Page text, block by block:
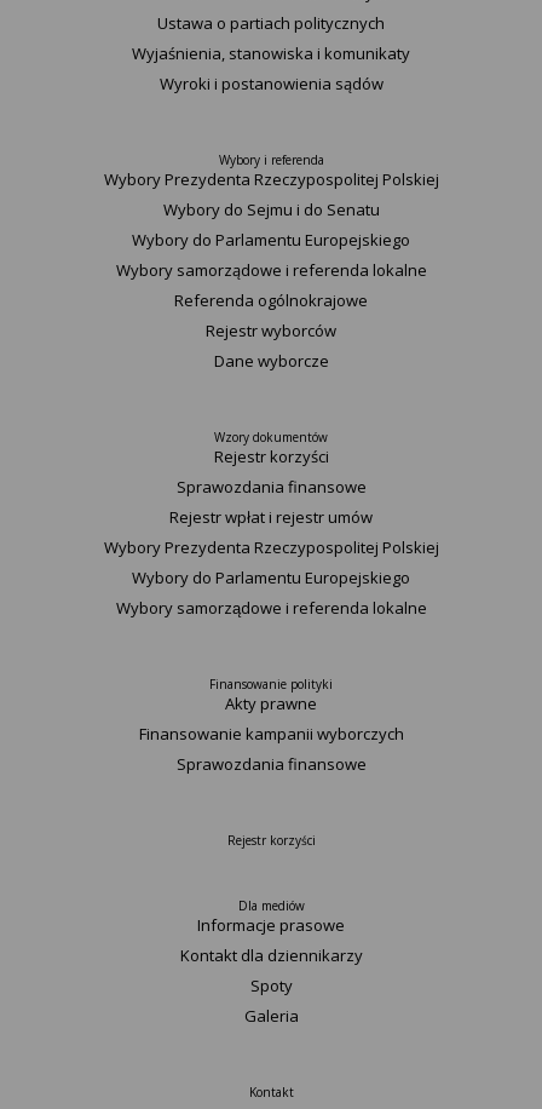
Ustawa o partiach politycznych
Wyjaśnienia, stanowiska i komunikaty
Wyroki i postanowienia sądów
Wybory i referenda
Wybory Prezydenta Rzeczypospolitej Polskiej
Wybory do Sejmu i do Senatu
Wybory do Parlamentu Europejskiego
Wybory samorządowe i referenda lokalne
Referenda ogólnokrajowe
Rejestr wyborców
Dane wyborcze
Wzory dokumentów
Rejestr korzyści
Sprawozdania finansowe
Rejestr wpłat i rejestr umów
Wybory Prezydenta Rzeczypospolitej Polskiej
Wybory do Parlamentu Europejskiego
Wybory samorządowe i referenda lokalne
Finansowanie polityki
Akty prawne
Finansowanie kampanii wyborczych
Sprawozdania finansowe
Rejestr korzyści
Dla mediów
Informacje prasowe
Kontakt dla dziennikarzy
Spoty
Galeria
Kontakt